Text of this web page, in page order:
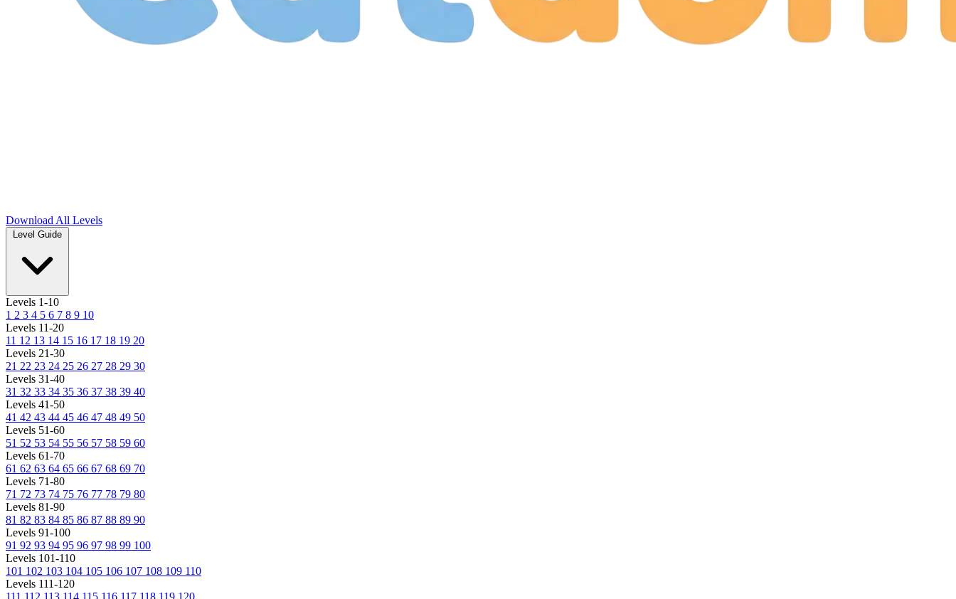
Download All Levels
Level Guide
Levels 1-10
1 2 3 4 5 6 7 8 9 10
Levels 11-20
11 12 13 14 15 16 17 18 19 20
Levels 21-30
21 22 23 24 25 26 27 28 29 30
Levels 31-40
31 32 33 34 35 36 37 38 39 40
Levels 41-50
41 42 43 44 45 46 47 48 49 50
Levels 51-60
51 52 53 54 55 56 57 58 59 60
Levels 61-70
61 62 63 64 65 66 67 68 69 70
Levels 71-80
71 72 73 74 75 76 77 78 79 80
Levels 81-90
81 82 83 84 85 86 87 88 89 90
Levels 91-100
91 92 93 94 95 96 97 98 99 100
Levels 101-110
101 102 103 104 105 106 107 108 109 110
Levels 111-120
111 112 113 114 115 116 117 118 119 120